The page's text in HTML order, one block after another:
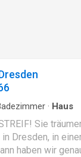
· Haus
Sie
Dresden, in
haben wir